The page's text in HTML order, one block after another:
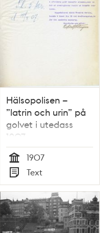
Hälsopolisen –
”latrin och urin” på
golvet i utedass
1907
Tid
1907
Typ
Text